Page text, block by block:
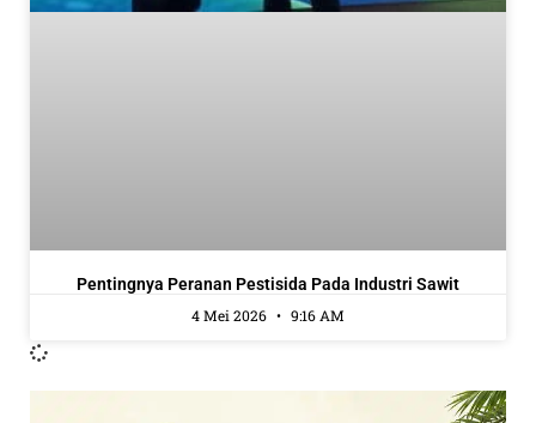
Pentingnya Peranan Pestisida Pada Industri Sawit
4 Mei 2026
9:16 AM